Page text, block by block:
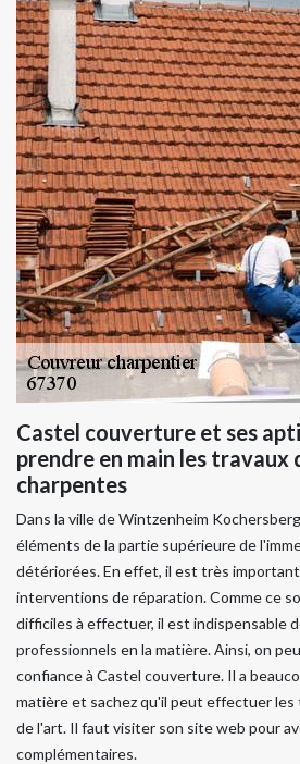
Castel couverture et ses
prendre en main les travaux
charpentes
Dans la ville de Wintzenheim
éléments de la partie supérieure de
détériorées. En effet, il est très
interventions de réparation. Comme ce
difficiles à effectuer, il est indispensable
professionnels en la matière. Ainsi, on
confiance à Castel couverture. Il a
matière et sachez qu'il peut effectuer les
de l'art. Il faut visiter son site web pour
complémentaires.